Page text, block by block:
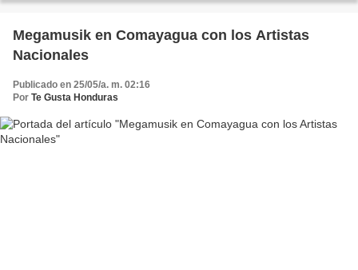
Megamusik en Comayagua con los Artistas
Nacionales
Publicado en 25/05/a. m. 02:16
Por Te Gusta Honduras